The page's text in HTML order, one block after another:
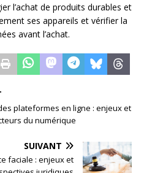
l’achat de produits durables et
ses appareils et vérifier la
avant l’achat.
plateformes en ligne : enjeux et
du numérique
SUIVANT
faciale : enjeux et